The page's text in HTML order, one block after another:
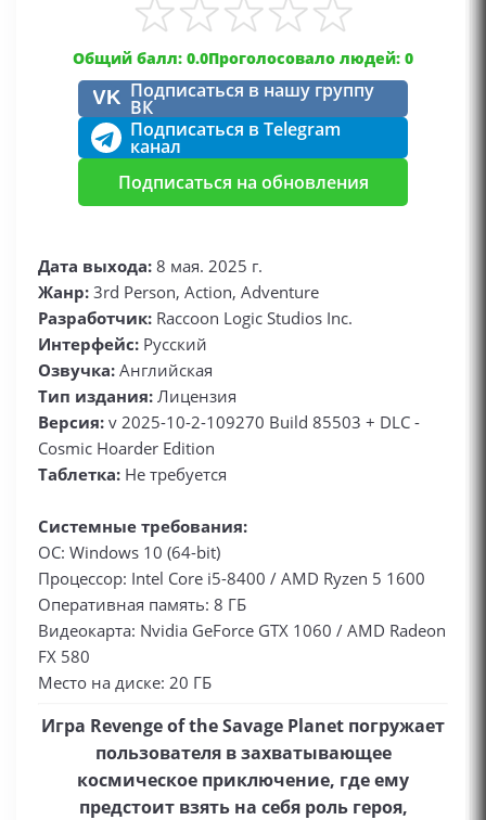
Общий балл: 0.0Проголосовало людей: 0
VK Подписаться в нашу группу
ВК
Подписаться в Telegram
канал
Подписаться на обновления
Дата выхода: 8 мая. 2025 г.
Жанр: 3rd Person, Action, Adventure
Разработчик: Raccoon Logic Studios Inc.
Интерфейс: Русский
Озвучка: Английская
Тип издания: Лицензия
Версия: v 2025-10-2-109270 Build 85503 + DLC -
Cosmic Hoarder Edition
Таблетка: Не требуется
Системные требования:
ОС: Windows 10 (64-bit)
Процессор: Intel Core i5-8400 / AMD Ryzen 5 1600
Оперативная память: 8 ГБ
Видеокарта: Nvidia GeForce GTX 1060 / AMD Radeon
FX 580
Место на диске: 20 ГБ
Игра Revenge of the Savage Planet погружает
пользователя в захватывающее
космическое приключение, где ему
предстоит взять на себя роль героя,